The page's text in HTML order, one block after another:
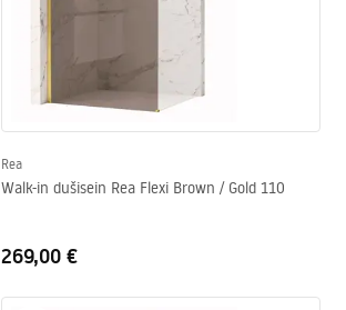
Rea
Walk-in dušisein Rea Flexi Brown / Gold 110
269,00 €